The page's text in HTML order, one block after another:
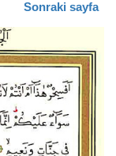
Sonraki sayfa